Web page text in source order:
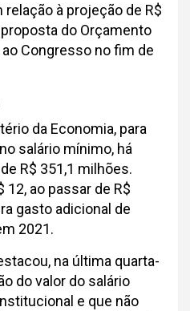
relação à projeção de R$
do Orçamento
ao Congresso no fim de
da Economia, para
salário mínimo, há
R$ 351,1 milhões.
ao passar de R$
gasto adicional de
2021.
na última quarta-
do valor do salário
e que não